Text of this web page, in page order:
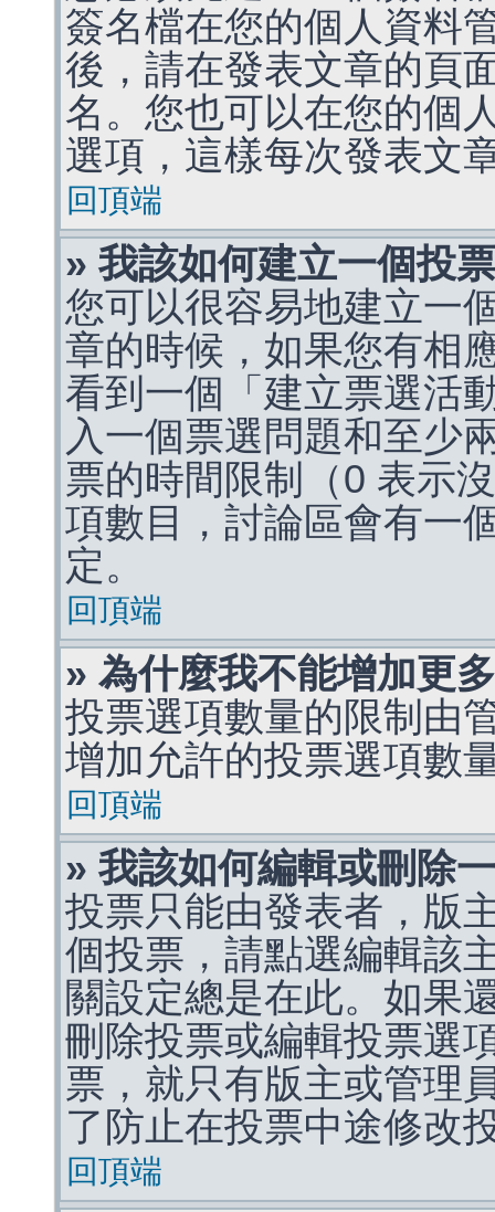
簽名檔在您的個人資料
後，請在發表文章的頁
名。您也可以在您的個
選項，這樣每次發表文
回頂端
» 我該如何建立一個投
您可以很容易地建立一
章的時候，如果您有相
看到一個「建立票選活
入一個票選問題和至少
票的時間限制（0 表示
項數目，討論區會有一
定。
回頂端
» 為什麼我不能增加更
投票選項數量的限制由
增加允許的投票選項數
回頂端
» 我該如何編輯或刪除
投票只能由發表者，版
個投票，請點選編輯該
關設定總是在此。如果
刪除投票或編輯投票選
票，就只有版主或管理
了防止在投票中途修改
回頂端